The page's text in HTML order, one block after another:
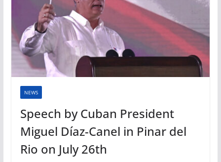
NEWS
Speech by Cuban President
Miguel Díaz-Canel in Pinar del
Rio on July 26th